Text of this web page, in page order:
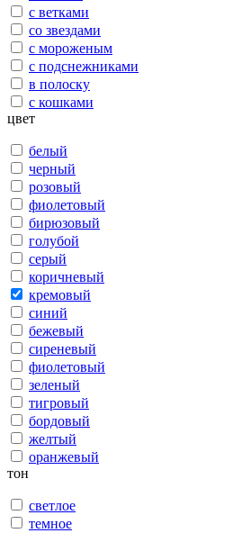
с ветками
со звездами
с мороженым
с подснежниками
в полоску
с кошками
цвет
белый
черный
розовый
фиолетовый
бирюзовый
голубой
серый
коричневый
кремовый
синий
бежевый
сиреневый
фиолетовый
зеленый
тигровый
бордовый
желтый
оранжевый
тон
светлое
темное